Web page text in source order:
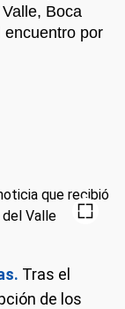
Boca
encuentro por
Tras el
de los